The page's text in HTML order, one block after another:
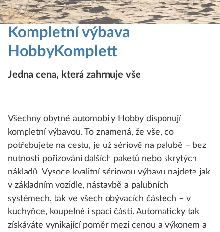
Kompletní výbava
HobbyKomplett
Jedna cena, která zahrnuje vše
Všechny obytné automobily Hobby disponují
kompletní výbavou. To znamená, že vše, co
potřebujete na cestu, je už sériově na palubě – bez
nutnosti pořizování dalších paketů nebo skrytých
nákladů. Vysoce kvalitní sériovou výbavu najdete jak
v základním vozidle, nástavbě a palubních
systémech, tak ve všech obývacích částech – v
kuchyňce, koupelně i spací části. Automaticky tak
získáváte vynikající poměr mezi cenou a výkonem a